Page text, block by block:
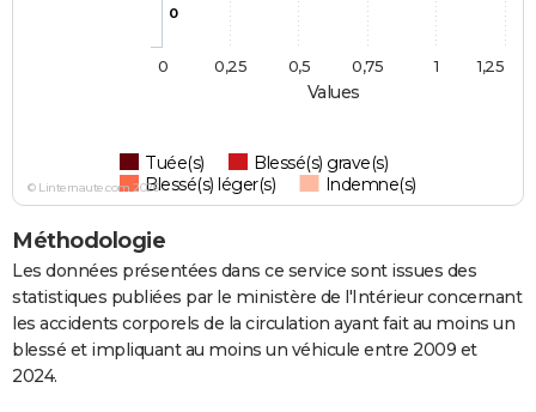
Values
0
Tuée(s)
Blessé(s) grave(s)
Blessé(s) léger(s)
Indemne(s)
0 1
0,25 0,5 0,75 1,25
© Linternaute.com 2026
Méthodologie
Les données présentées dans ce service sont issues des
statistiques publiées par le ministère de l'Intérieur concernant
les accidents corporels de la circulation ayant fait au moins un
blessé et impliquant au moins un véhicule entre 2009 et
2024.